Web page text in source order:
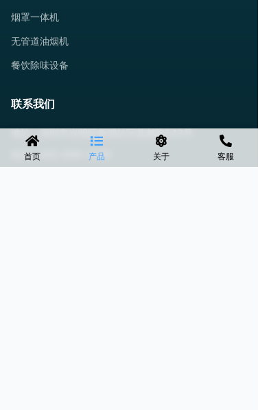
烟罩一体机
无管道油烟机
餐饮除味设备
联系我们
地址：深圳市光明区新湖社区荔都路543号
电话：400-699-3268
首页 产品 关于 客服